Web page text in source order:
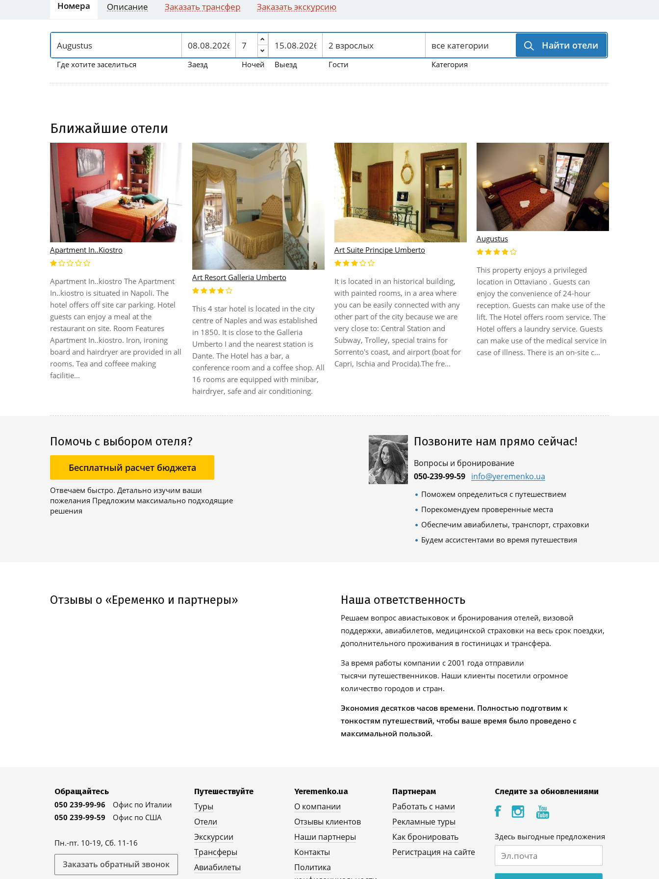
Номера Описание Заказать трансфер Заказать экскурсию
Найти отели
Где хотите заселиться Заезд Ночей Выезд Гости Категория
Ближайшие отели
Apartment In..Kiostro
Apartment In..kiostro The Apartment
In..kiostro is situated in Napoli. The
hotel offers off site car parking. Hotel
guests can enjoy a meal at the
restaurant on site. Room Features
Apartment In..kiostro. Iron, ironing
board and hairdryer are provided in all
rooms. Tea and coffeee making
facilitie...
Art Resort Galleria Umberto
This 4 star hotel is located in the city
centre of Naples and was established
in 1850. It is close to the Galleria
Umberto I and the nearest station is
Dante. The Hotel has a bar, a
conference room and a coffee shop. All
16 rooms are equipped with minibar,
hairdryer, safe and air conditioning.
Art Suite Principe Umberto
It is located in an historical building,
with painted rooms, in a area where
you can be easily connected with any
other part of the city because we are
very close to: Central Station and
Subway, Trolley, special trains for
Sorrento's coast, and airport (boat for
Capri, Ischia and Procida).The fre...
Augustus
This property enjoys a privileged
location in Ottaviano . Guests can
enjoy the convenience of 24-hour
reception. Guests can make use of the
lift. The Hotel offers room service. The
Hotel offers a laundry service. Guests
can make use of the medical service in
case of illness. There is an on-site c...
Помочь с выбором отеля?
Бесплатный расчет бюджета
Отвечаем быстро. Детально изучим ваши
пожелания Предложим максимально подходящие
решения
Позвоните нам прямо сейчас!
Вопросы и бронирование
050-239-99-59 info@yeremenko.ua
Поможем определиться с путешествием
Порекомендуем проверенные места
Обеспечим авиабилеты, транспорт, страховки
Будем ассистентами во время путешествия
Отзывы о «Еременко и партнеры» Наша ответственность
Решаем вопрос авиастыковок и бронирования отелей, визовой
поддержки, авиабилетов, медицинской страховки на весь срок поездки,
дополнительного проживания в гостиницах и трансфера.
За время работы компании с 2001 года отправили
тысячи путешественников. Наши клиенты посетили огромное
количество городов и стран.
Экономия десятков часов времени. Полностью подготвим к
тонкостям путешествий, чтобы ваше время было проведено с
максимальной пользой.
Обращайтесь
050 239-99-96
Офис по Италии
050 239-99-59
Офис по США
Пн.-пт. 10-19, Сб. 11-16
Заказать обратный звонок
Путешествуйте
Туры
Отели
Экскурсии
Трансферы
Авиабилеты
Yeremenko.ua
О компании
Отзывы клиентов
Наши партнеры
Контакты
Политика
Партнерам
Работать с нами
Рекламные туры
Как бронировать
Регистрация на сайте
Следите за обновлениями
Здесь выгодные предложения